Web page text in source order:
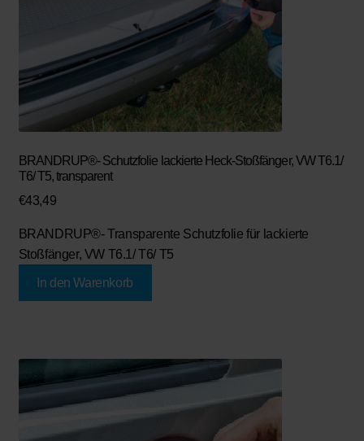
BRANDRUP®- Schutzfolie lackierte Heck-Stoßfänger, VW T6.1/
T6/ T5, transparent
€43,49
BRANDRUP®- Transparente Schutzfolie für lackierte
Stoßfänger, VW T6.1/ T6/ T5
In den Warenkorb